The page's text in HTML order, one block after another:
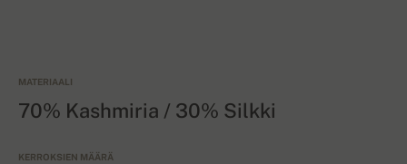
MATERIAALI
70% Kashmiria / 30% Silkki
KERROKSIEN MÄÄRÄ